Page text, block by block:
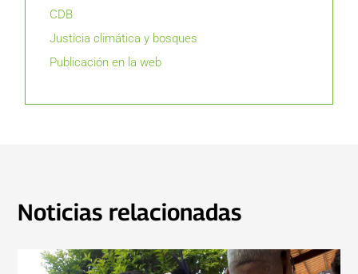
CDB
Justicia climática y bosques
Publicación en la web
Noticias relacionadas